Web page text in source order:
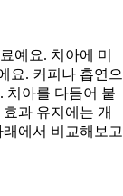
예요. 치아에 미
요. 커피나 흡연으
치아를 다듬어 붙
과 유지에는 개
에서 비교해보고